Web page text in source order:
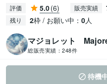
評価 5.0(6) 販売実績
残り 2枠 / お願い中： 0人
マジョレット
総販売実績： 248件
待機